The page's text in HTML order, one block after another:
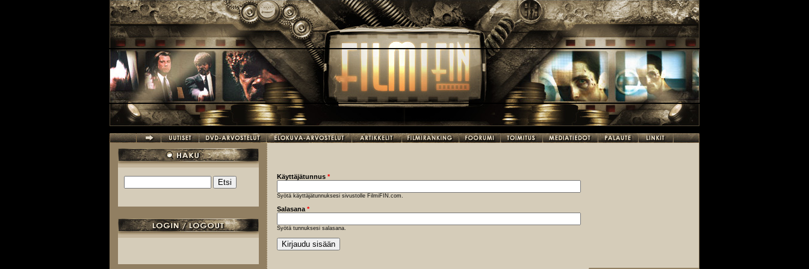
Hakulomake
Käyttäjätunnus *
Syötä käyttäjätunnuksesi sivustolle FilmiFIN.com.
Salasana *
Syötä tunnuksesi salasana.